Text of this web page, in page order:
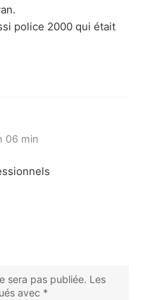
police 2000 qui était
06 min
sera pas publiée. Les
avec *